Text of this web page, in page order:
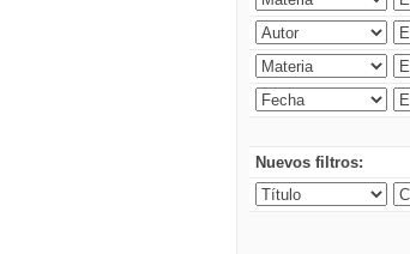
Nuevos filtros: